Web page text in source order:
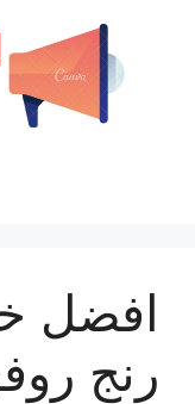
افضل
رنج